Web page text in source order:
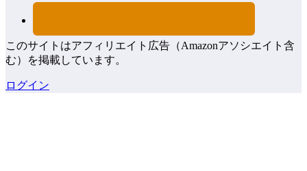
このサイトはアフィリエイト広告（Amazonアソシエイト含
む）を掲載しています。
ログイン